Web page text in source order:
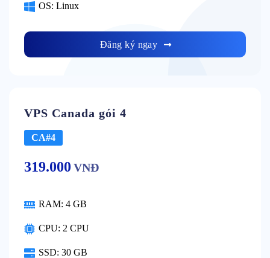
OS: Linux
Đăng ký ngay
VPS Canada gói 4
CA#4
319.000 VNĐ
RAM: 4 GB
CPU: 2 CPU
SSD: 30 GB